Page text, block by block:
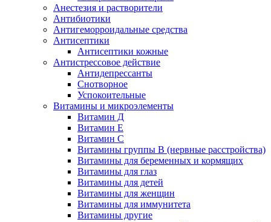
Анестезия и растворители
Антибиотики
Антигеморроидальные средства
Антисептики
Антисептики кожные
Антистрессовое действие
Антидепрессанты
Снотворное
Успокоительные
Витамины и микроэлементы
Витамин Д
Витамин Е
Витамин С
Витамины группы В (нервные расстройства)
Витамины для беременных и кормящих
Витамины для глаз
Витамины для детей
Витамины для женщин
Витамины для иммунитета
Витамины другие